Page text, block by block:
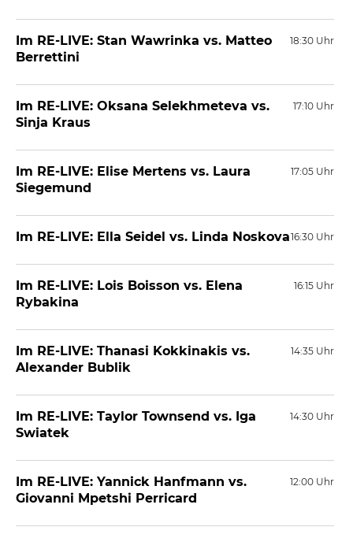
18:30 Uhr
Im RE-LIVE: Stan Wawrinka vs. Matteo
Berrettini
17:10 Uhr
Im RE-LIVE: Oksana Selekhmeteva vs.
Sinja Kraus
17:05 Uhr
Im RE-LIVE: Elise Mertens vs. Laura
Siegemund
16:30 Uhr
Im RE-LIVE: Ella Seidel vs. Linda Noskova
16:15 Uhr
Im RE-LIVE: Lois Boisson vs. Elena
Rybakina
14:35 Uhr
Im RE-LIVE: Thanasi Kokkinakis vs.
Alexander Bublik
14:30 Uhr
Im RE-LIVE: Taylor Townsend vs. Iga
Swiatek
12:00 Uhr
Im RE-LIVE: Yannick Hanfmann vs.
Giovanni Mpetshi Perricard